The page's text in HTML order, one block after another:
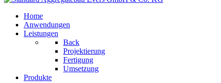
Home
Anwendungen
Leistungen
Back
Projektierung
Fertigung
Umsetzung
Produkte